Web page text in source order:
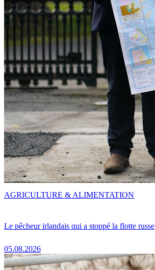
Le pêcheur irlandais qui a stoppé la flotte russe
05.08.2026
AGRICULTURE & ALIMENTATION